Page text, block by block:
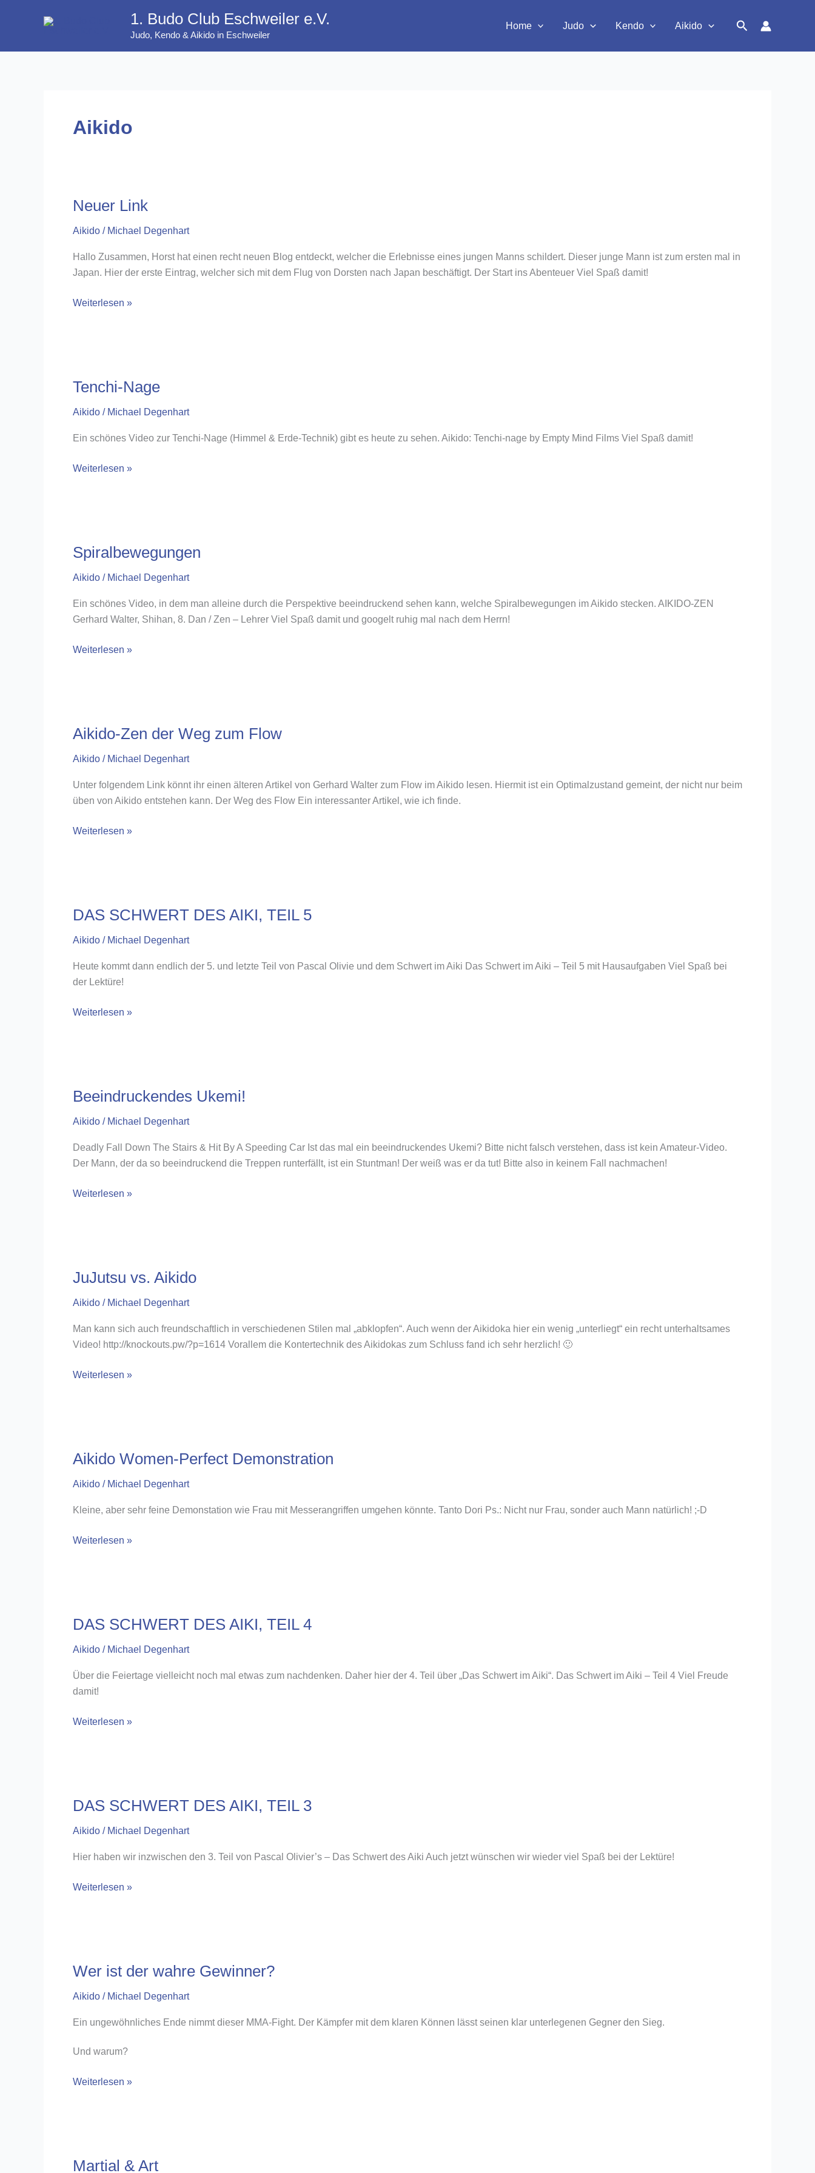
1. Budo Club Eschweiler e.V.
Judo, Kendo & Aikido in Eschweiler
Home Judo Kendo Aikido Suchen
Aikido
Neuer Link
Aikido / Michael Degenhart
Hallo Zusammen, Horst hat einen recht neuen Blog entdeckt, welcher die Erlebnisse eines jungen Manns schildert. Dieser junge Mann ist zum ersten mal in
Japan. Hier der erste Eintrag, welcher sich mit dem Flug von Dorsten nach Japan beschäftigt. Der Start ins Abenteuer Viel Spaß damit!
Neuer
Weiterlesen »
Tenchi-Nage
Aikido / Michael Degenhart
Ein schönes Video zur Tenchi-Nage (Himmel & Erde-Technik) gibt es heute zu sehen. Aikido: Tenchi-nage by Empty Mind Films Viel Spaß damit!
Tenchi-
Weiterlesen »
Spiralbewegungen
Aikido / Michael Degenhart
Ein schönes Video, in dem man alleine durch die Perspektive beeindruckend sehen kann, welche Spiralbewegungen im Aikido stecken. AIKIDO-ZEN
Gerhard Walter, Shihan, 8. Dan / Zen – Lehrer Viel Spaß damit und googelt ruhig mal nach dem Herrn!
Spiralbewegungen
Weiterlesen »
Aikido-Zen der Weg zum Flow
Aikido / Michael Degenhart
Unter folgendem Link könnt ihr einen älteren Artikel von Gerhard Walter zum Flow im Aikido lesen. Hiermit ist ein Optimalzustand gemeint, der nicht nur beim
üben von Aikido entstehen kann. Der Weg des Flow Ein interessanter Artikel, wie ich finde.
Aikido-
Flow
Weiterlesen »
DAS SCHWERT DES AIKI, TEIL 5
Aikido / Michael Degenhart
Heute kommt dann endlich der 5. und letzte Teil von Pascal Olivie und dem Schwert im Aiki Das Schwert im Aiki – Teil 5 mit Hausaufgaben Viel Spaß bei
der Lektüre!
DAS
5
Weiterlesen »
Beeindruckendes Ukemi!
Aikido / Michael Degenhart
Deadly Fall Down The Stairs & Hit By A Speeding Car Ist das mal ein beeindruckendes Ukemi? Bitte nicht falsch verstehen, dass ist kein Amateur-Video.
Der Mann, der da so beeindruckend die Treppen runterfällt, ist ein Stuntman! Der weiß was er da tut! Bitte also in keinem Fall nachmachen!
Beeindruckendes
Weiterlesen »
JuJutsu vs. Aikido
Aikido / Michael Degenhart
Man kann sich auch freundschaftlich in verschiedenen Stilen mal „abklopfen“. Auch wenn der Aikidoka hier ein wenig „unterliegt“ ein recht unterhaltsames
Video! http://knockouts.pw/?p=1614 Vorallem die Kontertechnik des Aikidokas zum Schluss fand ich sehr herzlich! 🙂
JuJutsu
Weiterlesen »
Aikido Women-Perfect Demonstration
Aikido / Michael Degenhart
Kleine, aber sehr feine Demonstation wie Frau mit Messerangriffen umgehen könnte. Tanto Dori Ps.: Nicht nur Frau, sonder auch Mann natürlich! ;-D
Aikido
Weiterlesen »
DAS SCHWERT DES AIKI, TEIL 4
Aikido / Michael Degenhart
Über die Feiertage vielleicht noch mal etwas zum nachdenken. Daher hier der 4. Teil über „Das Schwert im Aiki“. Das Schwert im Aiki – Teil 4 Viel Freude
damit!
DAS
4
Weiterlesen »
DAS SCHWERT DES AIKI, TEIL 3
Aikido / Michael Degenhart
Hier haben wir inzwischen den 3. Teil von Pascal Olivier’s – Das Schwert des Aiki Auch jetzt wünschen wir wieder viel Spaß bei der Lektüre!
DAS
3
Weiterlesen »
Wer ist der wahre Gewinner?
Aikido / Michael Degenhart
Ein ungewöhnliches Ende nimmt dieser MMA-Fight. Der Kämpfer mit dem klaren Können lässt seinen klar unterlegenen Gegner den Sieg.
Und warum?
Wer
Weiterlesen »
Martial & Art